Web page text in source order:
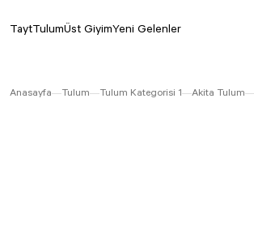
TaytTulumÜst GiyimYeni Gelenler
Anasayfa Tulum Tulum Kategorisi 1 Akita Tulum